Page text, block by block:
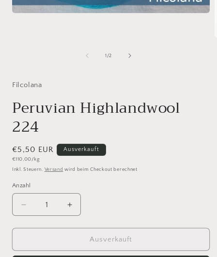
1 /von
2
Filcolana
Peruvian Highlandwool
224
Normaler
Preis
€5,50 EUR
Grundpreis
€110,00/kg
Ausverkauft
Inkl. Steuern. Versand wird beim Checkout berechnet
Anzahl
Anzahl
Verringere
die
Menge
Peruvian
Erhöhe
die
Menge
Peruvian
Ausverkauft